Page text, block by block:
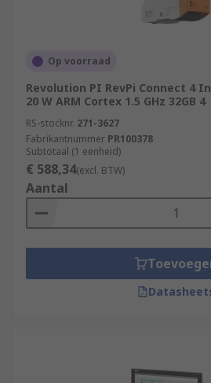
Op voorraad
Revolution PI RevPi Connect 4
20 W ARM Cortex 1.5 GHz 32GB 4
RS-stocknr. 271-3627
Fabrikantnummer PR100378
Subtotaal (1 eenheid)
€ 588,34(excl. BTW)
Aantal